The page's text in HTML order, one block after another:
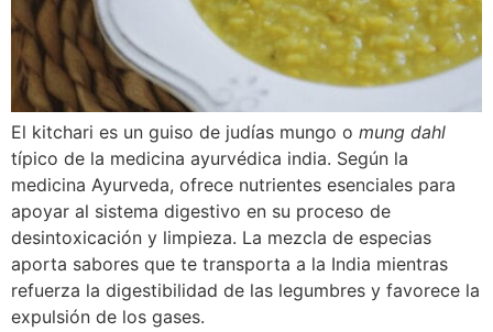
El kitchari es un guiso de judías mungo o mung dahl
típico de la medicina ayurvédica india. Según la
medicina Ayurveda, ofrece nutrientes esenciales para
apoyar al sistema digestivo en su proceso de
desintoxicación y limpieza. La mezcla de especias
aporta sabores que te transporta a la India mientras
refuerza la digestibilidad de las legumbres y favorece la
expulsión de los gases.